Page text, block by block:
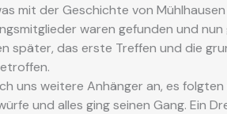
mit der Geschichte von
waren gefunden und nun
später, das erste Treffen und die
uns weitere Anhänger an, es
und alles ging seinen Gang. Ein